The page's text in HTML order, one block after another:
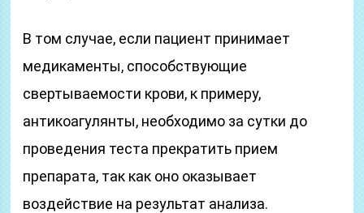
В том случае, если пациент принимает
медикаменты, способствующие
свертываемости крови, к примеру,
антикоагулянты, необходимо за сутки до
проведения теста прекратить прием
препарата, так как оно оказывает
воздействие на результат анализа.